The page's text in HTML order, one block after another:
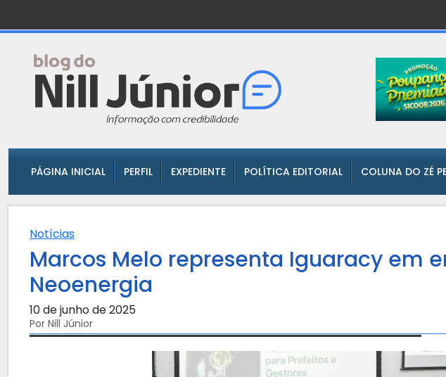
PÁGINA INICIAL PERFIL EXPEDIENTE POLÍTICA EDITORIAL COLUNA DO ZÉ
Notícias
Marcos Melo representa Iguaracy em
Neoenergia
10 de junho de 2025
Por Nill Júnior